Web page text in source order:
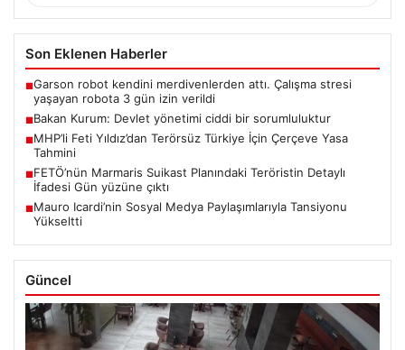
Son Eklenen Haberler
■Garson robot kendini merdivenlerden attı. Çalışma stresi
yaşayan robota 3 gün izin verildi
■Bakan Kurum: Devlet yönetimi ciddi bir sorumluluktur
■MHP’li Feti Yıldız’dan Terörsüz Türkiye İçin Çerçeve Yasa
Tahmini
■FETÖ’nün Marmaris Suikast Planındaki Teröristin Detaylı
İfadesi Gün yüzüne çıktı
■Mauro Icardi’nin Sosyal Medya Paylaşımlarıyla Tansiyonu
Yükseltti
Güncel